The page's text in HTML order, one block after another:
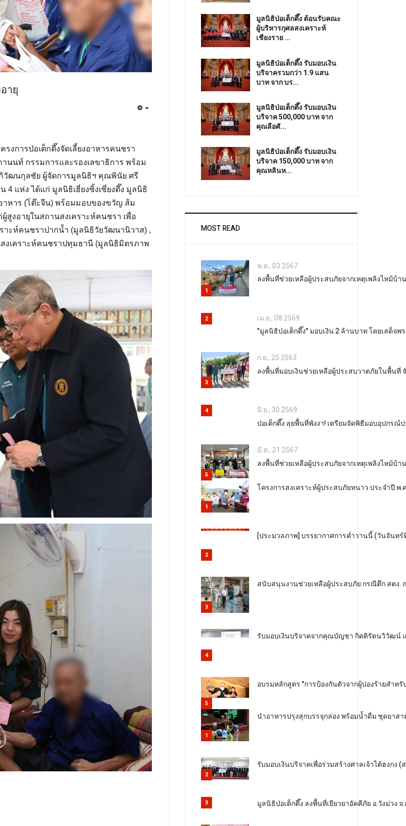
ายุ
การป่อเต็กตึ๊งจัดเลี้ยงอาหารคนชรา
นนท์ กรรมการและรองเลขาธิการ พร้อม
ฒนกุลชัย ผู้จัดการมูลนิธิฯ คุณพินัย ศรี
แห่ง ได้แก่ มูลนิธิเฮี่ยงซิ้งเซี่ยงตึ๊ง มูลนิธิ
อาหาร (โต๊ะจีน) พร้อมมอบของขวัญ ส้ม
สูงอายุในสถานสงเคราะห์คนชรา เพื่อ
าะห์คนชราปากน้ำ (มูลนิธิวัยวัฒนานิวาส) ,
งเคราะห์คนชราปทุมธานี (มูลนิธิมิตรภาพ
มูลนิธิป่อเต็กตึ๊ง ต้อนรับคณะ
ผู้บริหารกุศลสงเคราะห์
เชียงราย ...
มูลนิธิป่อเต็กตึ๊ง รับมอบเงิน
บริจาครวมกว่า 1.9 แสน
บาท จาก บร...
มูลนิธิป่อเต็กตึ๊ง รับมอบเงิน
บริจาค 500,000 บาท จาก
คุณลือศั...
มูลนิธิป่อเต็กตึ๊ง รับมอบเงิน
บริจาค 150,000 บาท จาก
คุณหลินห...
MOST READ
1
พ.ค., 03 2567
ลงพื้นที่ช่วยเหลือผู้ประสบภัยจากเหตุเพลิงไหม้
2
เม.ย., 08 2569
"มูลนิธิป่อเต็กตึ๊ง" มอบเงิน 2 ล้านบาท โดยเสด็
3
ก.ย., 25 2563
ลงพื้นที่มอบเงินช่วยเหลือผู้ประสบวาตภัยในพื้นที่
4
มิ.ย., 30 2569
ป่อเต็กตึ๊ง ลุยพื้นที่พังงา! เตรียมจัดพิธีมอบอุปกร
5
มี.ค., 21 2567
ลงพื้นที่ช่วยเหลือผู้ประสบภัยจากเหตุเพลิงไหม้บ้
1
โครงการสงเคราะห์ผู้ประสบภัยหนาว ประจำปี พ.
2
[ประมวลภาพ] บรรยากาศการค่ำวานนี้ (วันจันทร์
3
สนับสนุนงานช่วยเหลือผู้ประสบภัย กรณีตึก สตง.
4
รับมอบเงินบริจาคจากคุณบัญชา กิตติรัตนวิวัฒน์
5
อบรมหลักสูตร "การป้องกันตัวจากผู้ปองร้ายสำห
1
นำอาหารปรุงสุกบรรจุกล่อง พร้อมน้ำดื่ม ชุดยาส
2
รับมอบเงินบริจาคเพื่อร่วมสร้างศาลเจ้าไต้ฮงกง
3 มูลนิธิป่อเต็กตึ๊ง ลงพื้นที่เยียวยาอัคคีภัย อ.วังม่วง